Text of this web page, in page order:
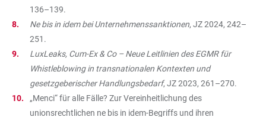
136–139.
Ne bis in idem bei Unternehmenssanktionen, JZ 2024, 242–
251.
LuxLeaks, Cum-Ex & Co – Neue Leitlinien des EGMR für
Whistleblowing in transnationalen Kontexten und
gesetzgeberischer Handlungsbedarf, JZ 2023, 261–270.
„Menci“ für alle Fälle? Zur Vereinheitlichung des
unionsrechtlichen ne bis in idem-Begriffs und ihren